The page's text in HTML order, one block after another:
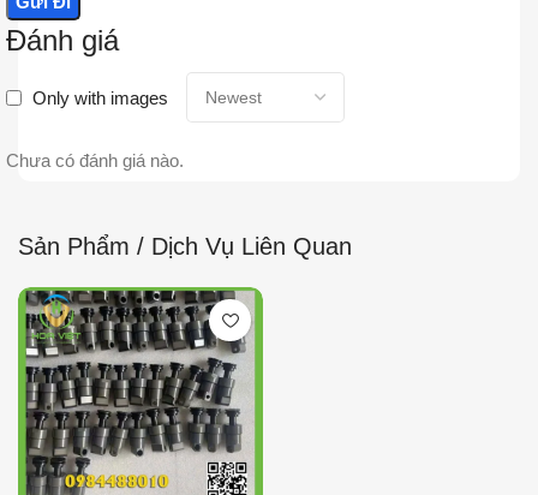
Đánh giá
Only with images
Chưa có đánh giá nào.
Sản Phẩm / Dịch Vụ Liên Quan